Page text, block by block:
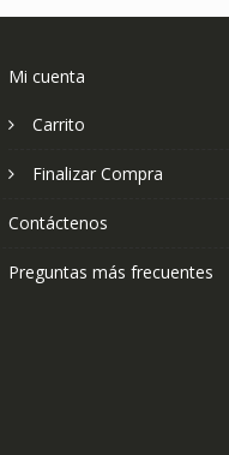
Mi cuenta
Carrito
Finalizar Compra
Contáctenos
Preguntas más frecuentes